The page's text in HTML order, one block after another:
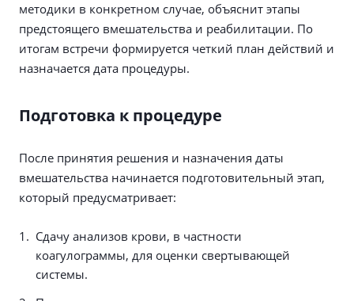
методики в конкретном случае, объяснит этапы
предстоящего вмешательства и реабилитации. По
итогам встречи формируется четкий план действий и
назначается дата процедуры.
Подготовка к процедуре
После принятия решения и назначения даты
вмешательства начинается подготовительный этап,
который предусматривает:
Сдачу анализов крови, в частности
коагулограммы, для оценки свертывающей
системы.